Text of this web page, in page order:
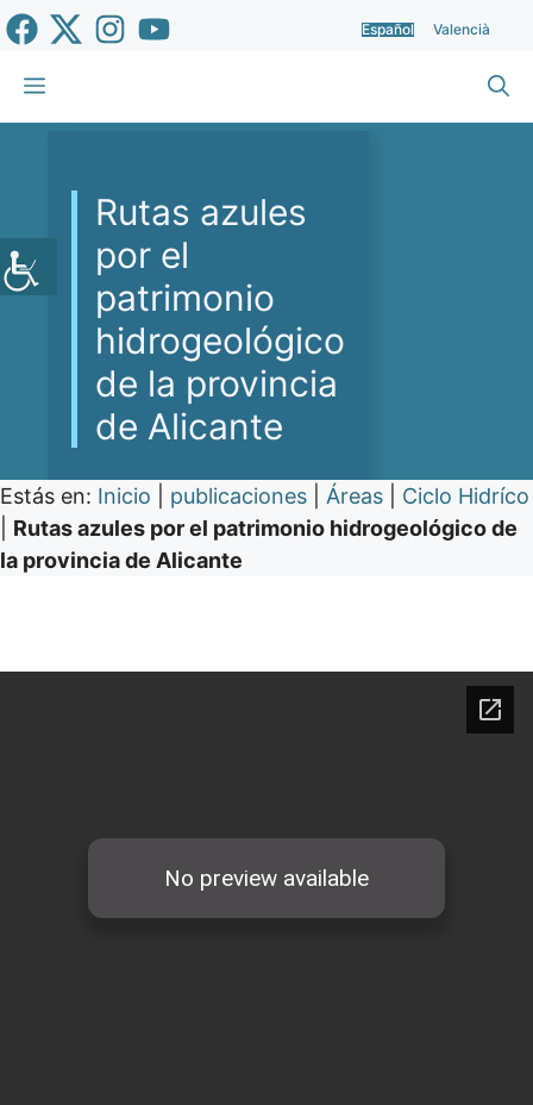
Saltar
al
contenido
Español Valencià
Menú
Rutas azules
por el
patrimonio
hidrogeológico
de la provincia
de Alicante
Estás en: Inicio publicaciones Áreas
Ciclo Hidríco
Rutas azules por el patrimonio hidrogeológico de
la provincia de Alicante